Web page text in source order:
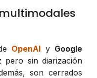
OpenAI y Google
pero sin diarización
son cerrados